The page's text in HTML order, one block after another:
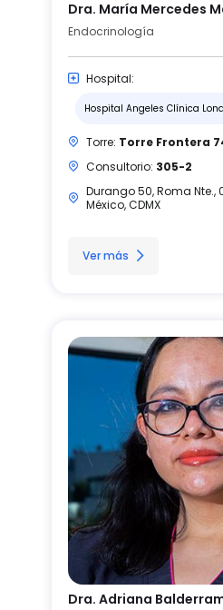
Dra. María Mercedes
Endocrinología
Hospital:
Hospital Angeles Clínica
Torre: Torre Frontera
Consultorio: 305-2
Durango 50, Roma
México, CDMX
Ver más
Dra. Adriana